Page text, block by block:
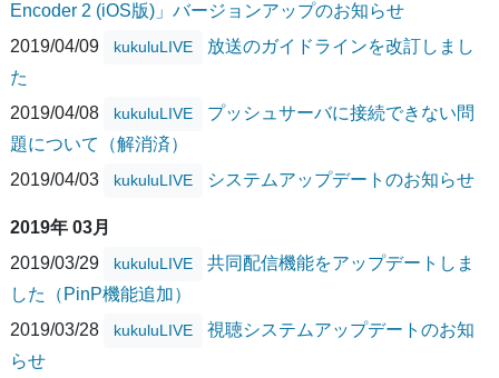
Encoder 2 (iOS版)」バージョンアップのお知らせ
2019/04/09
kukuluLIVE
放送のガイドラインを改訂しまし
た
2019/04/08
kukuluLIVE
プッシュサーバに接続できない問
題について（解消済）
2019/04/03
kukuluLIVE システムアップデートのお知らせ
2019年 03月
2019/03/29
kukuluLIVE
共同配信機能をアップデートしま
した（PinP機能追加）
2019/03/28
kukuluLIVE
視聴システムアップデートのお知
らせ